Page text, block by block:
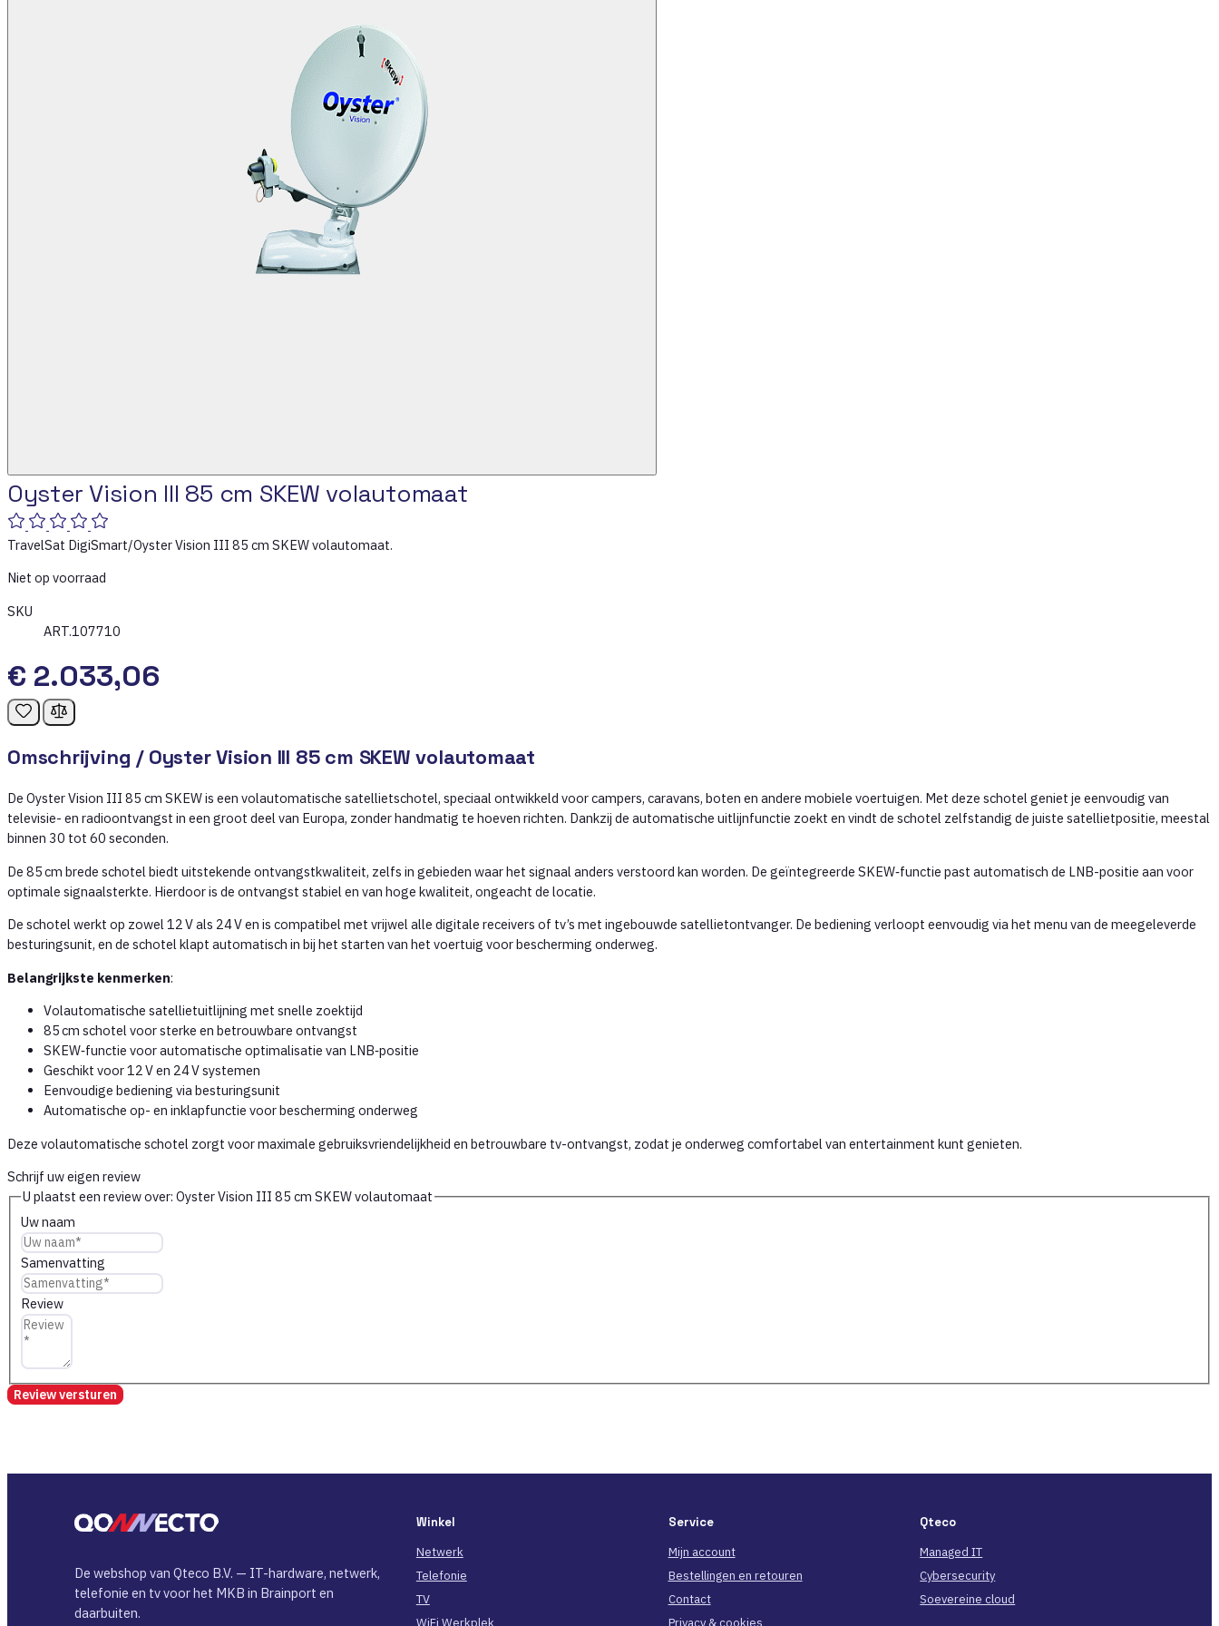
Oyster Vision III 85 cm SKEW volautomaat
TravelSat DigiSmart/Oyster Vision III 85 cm SKEW volautomaat.
Niet op voorraad
SKU
ART.107710
€ 2.033,06
Omschrijving / Oyster Vision III 85 cm SKEW volautomaat
De Oyster Vision III 85 cm SKEW is een volautomatische satellietschotel, speciaal ontwikkeld voor campers, caravans, boten en andere mobiele voertuigen. Met deze schotel geniet je eenvoudig van
televisie- en radioontvangst in een groot deel van Europa, zonder handmatig te hoeven richten. Dankzij de automatische uitlijnfunctie zoekt en vindt de schotel zelfstandig de juiste satellietpositie, meestal
binnen 30 tot 60 seconden.
De 85 cm brede schotel biedt uitstekende ontvangstkwaliteit, zelfs in gebieden waar het signaal anders verstoord kan worden. De geïntegreerde SKEW‑functie past automatisch de LNB-positie aan voor
optimale signaalsterkte. Hierdoor is de ontvangst stabiel en van hoge kwaliteit, ongeacht de locatie.
De schotel werkt op zowel 12 V als 24 V en is compatibel met vrijwel alle digitale receivers of tv’s met ingebouwde satellietontvanger. De bediening verloopt eenvoudig via het menu van de meegeleverde
besturingsunit, en de schotel klapt automatisch in bij het starten van het voertuig voor bescherming onderweg.
Belangrijkste kenmerken:
Volautomatische satellietuitlijning met snelle zoektijd
85 cm schotel voor sterke en betrouwbare ontvangst
SKEW‑functie voor automatische optimalisatie van LNB‑positie
Geschikt voor 12 V en 24 V systemen
Eenvoudige bediening via besturingsunit
Automatische op- en inklapfunctie voor bescherming onderweg
Deze volautomatische schotel zorgt voor maximale gebruiksvriendelijkheid en betrouwbare tv-ontvangst, zodat je onderweg comfortabel van entertainment kunt genieten.
Schrijf uw eigen review
U plaatst een review over: Oyster Vision III 85 cm SKEW volautomaat
Uw naam
Samenvatting
Review
Review versturen
De webshop van Qteco B.V. — IT-hardware, netwerk,
telefonie en tv voor het MKB in Brainport en
daarbuiten.
Winkel
Netwerk
Telefonie
TV
WiFi Werkplek
Service
Mijn account
Bestellingen en retouren
Contact
Privacy & cookies
Qteco
Managed IT
Cybersecurity
Soevereine cloud